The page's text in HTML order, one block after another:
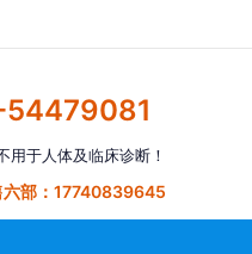
54479081
用于人体及临床诊断！
部：17740839645